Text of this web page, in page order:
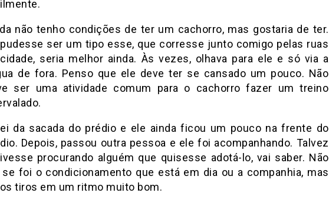
não tenho condições de ter um cachorro, mas gostaria de ter.
ser um tipo esse, que corresse junto comigo pelas ruas
seria melhor ainda. Às vezes, olhava para ele e só via a
de fora. Penso que ele deve ter se cansado um pouco. Não
ser uma atividade comum para o cachorro fazer um treino
da sacada do prédio e ele ainda ficou um pouco na frente do
Depois, passou outra pessoa e ele foi acompanhando. Talvez
procurando alguém que quisesse adotá-lo, vai saber. Não
se foi o condicionamento que está em dia ou a companhia, mas
tiros em um ritmo muito bom.